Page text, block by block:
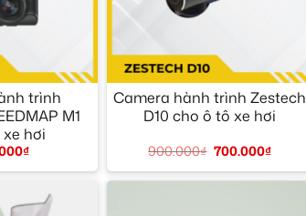
trình
M1
hơi
₫
+
Camera hành trình Zestech
D10 cho ô tô xe hơi
900.000₫ 700.000₫